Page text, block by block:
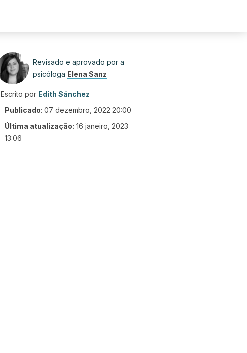
Revisado e aprovado por a
psicóloga Elena Sanz
Escrito por Edith Sánchez
Publicado: 07 dezembro, 2022 20:00
Última atualização: 16 janeiro, 2023
13:06